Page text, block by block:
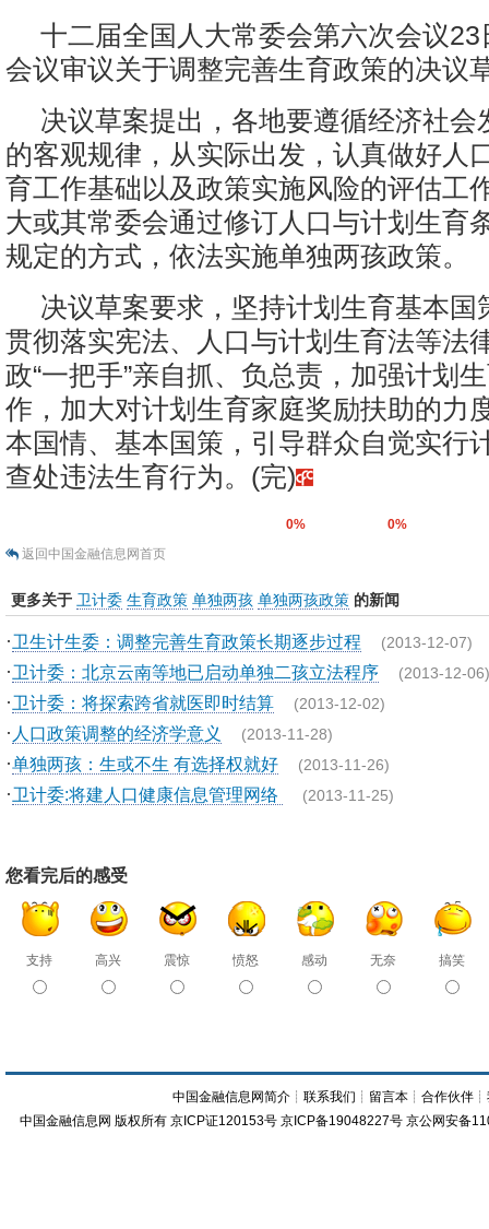
十二届全国人大常委会第六次会议
会议审议关于调整完善生育政策的决议
决议草案提出，各地要遵循经济社会
的客观规律，从实际出发，认真做好人
育工作基础以及政策实施风险的评估工
大或其常委会通过修订人口与计划生育
规定的方式，依法实施单独两孩政策。
决议草案要求，坚持计划生育基本国
贯彻落实宪法、人口与计划生育法等法
政“一把手”亲自抓、负总责，加强计划
作，加大对计划生育家庭奖励扶助的力
本国情、基本国策，引导群众自觉实行
查处违法生育行为。(完)
0%
0%
返回中国金融信息网首页
更多关于 卫计委 生育政策 单独两孩 单独两孩政策 的新闻
·卫生计生委：调整完善生育政策长期逐步过程 (2013-12-07)
·卫计委：北京云南等地已启动单独二孩立法程序 (2013-12-06)
·卫计委：将探索跨省就医即时结算 (2013-12-02)
· 人口政策调整的经济学意义 (2013-11-28)
·单独两孩：生或不生 有选择权就好 (2013-11-26)
·卫计委:将建人口健康信息管理网络 (2013-11-25)
您看完后的感受
支持 高兴 震惊 愤怒 感动 无奈 搞笑
中国金融信息网简介 ┊联系我们 ┊ 留言本 ┊合作伙伴 ┊
中国金融信息网 版权所有 京ICP证120153号 京ICP备19048227号 京公网安备